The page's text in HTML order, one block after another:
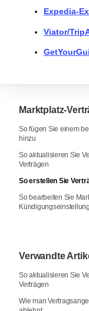
Expedia-
Viator/
Marktplatz-
So fügen Sie einem
hinzu
So aktualisieren Sie
Verträgen
So erstellen Sie
So bearbeiten Sie
Verwandte
So aktualisieren Sie
Verträgen
Wie man